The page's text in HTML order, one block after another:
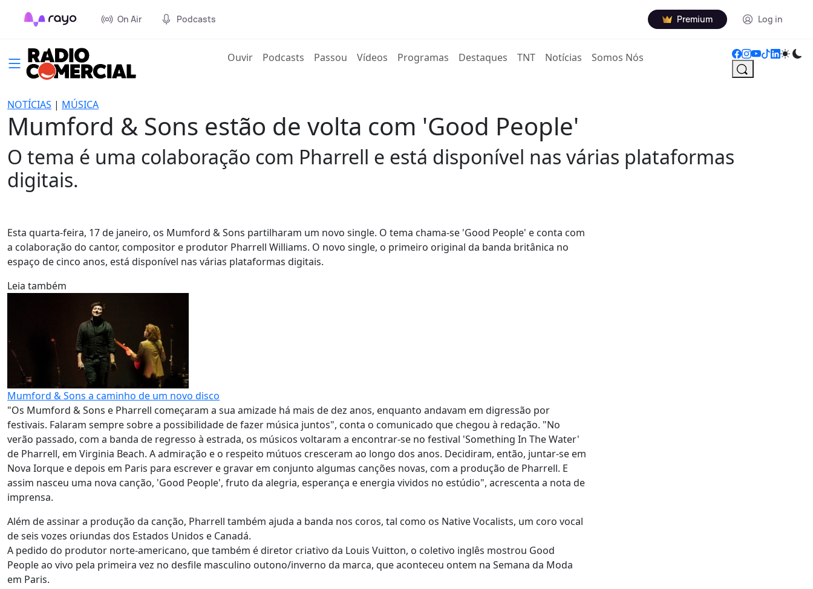
On Air Podcasts Premium Log in
Ouvir(current)
Podcasts Passou Vídeos Programas Destaques TNT Notícias Somos Nós
NOTÍCIAS | MÚSICA
Mumford & Sons estão de volta com 'Good People'
O tema é uma colaboração com Pharrell e está disponível nas várias plataformas
digitais.
Esta quarta-feira, 17 de janeiro, os Mumford & Sons partilharam um novo single. O tema chama-se 'Good People' e conta com
a colaboração do cantor, compositor e produtor Pharrell Williams. O novo single, o primeiro original da banda britânica no
espaço de cinco anos, está disponível nas várias plataformas digitais.
Leia também
Mumford & Sons a caminho de um novo disco
"Os Mumford & Sons e Pharrell começaram a sua amizade há mais de dez anos, enquanto andavam em digressão por
festivais. Falaram sempre sobre a possibilidade de fazer música juntos", conta o comunicado que chegou à redação. "No
verão passado, com a banda de regresso à estrada, os músicos voltaram a encontrar-se no festival 'Something In The Water'
de Pharrell, em Virginia Beach. A admiração e o respeito mútuos cresceram ao longo dos anos. Decidiram, então, juntar-se em
Nova Iorque e depois em Paris para escrever e gravar em conjunto algumas canções novas, com a produção de Pharrell. E
assim nasceu uma nova canção, 'Good People', fruto da alegria, esperança e energia vividos no estúdio", acrescenta a nota de
imprensa.
Além de assinar a produção da canção, Pharrell também ajuda a banda nos coros, tal como os Native Vocalists, um coro vocal
de seis vozes oriundas dos Estados Unidos e Canadá.
A pedido do produtor norte-americano, que também é diretor criativo da Louis Vuitton, o coletivo inglês mostrou Good
People ao vivo pela primeira vez no desfile masculino outono/inverno da marca, que aconteceu ontem na Semana da Moda
em Paris.